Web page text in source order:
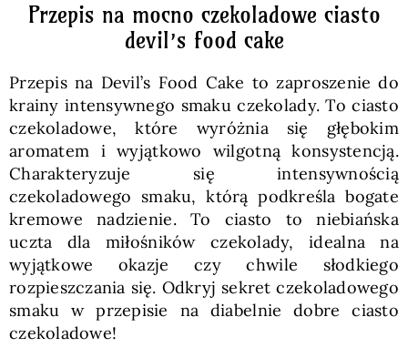
Przepis na mocno czekoladowe ciasto
devil’s food cake
Przepis na Devil’s Food Cake to zaproszenie do
krainy intensywnego smaku czekolady. To ciasto
czekoladowe, które wyróżnia się głębokim
aromatem i wyjątkowo wilgotną konsystencją.
Charakteryzuje się intensywnością
czekoladowego smaku, którą podkreśla bogate
kremowe nadzienie. To ciasto to niebiańska
uczta dla miłośników czekolady, idealna na
wyjątkowe okazje czy chwile słodkiego
rozpieszczania się. Odkryj sekret czekoladowego
smaku w przepisie na diabelnie dobre ciasto
czekoladowe!